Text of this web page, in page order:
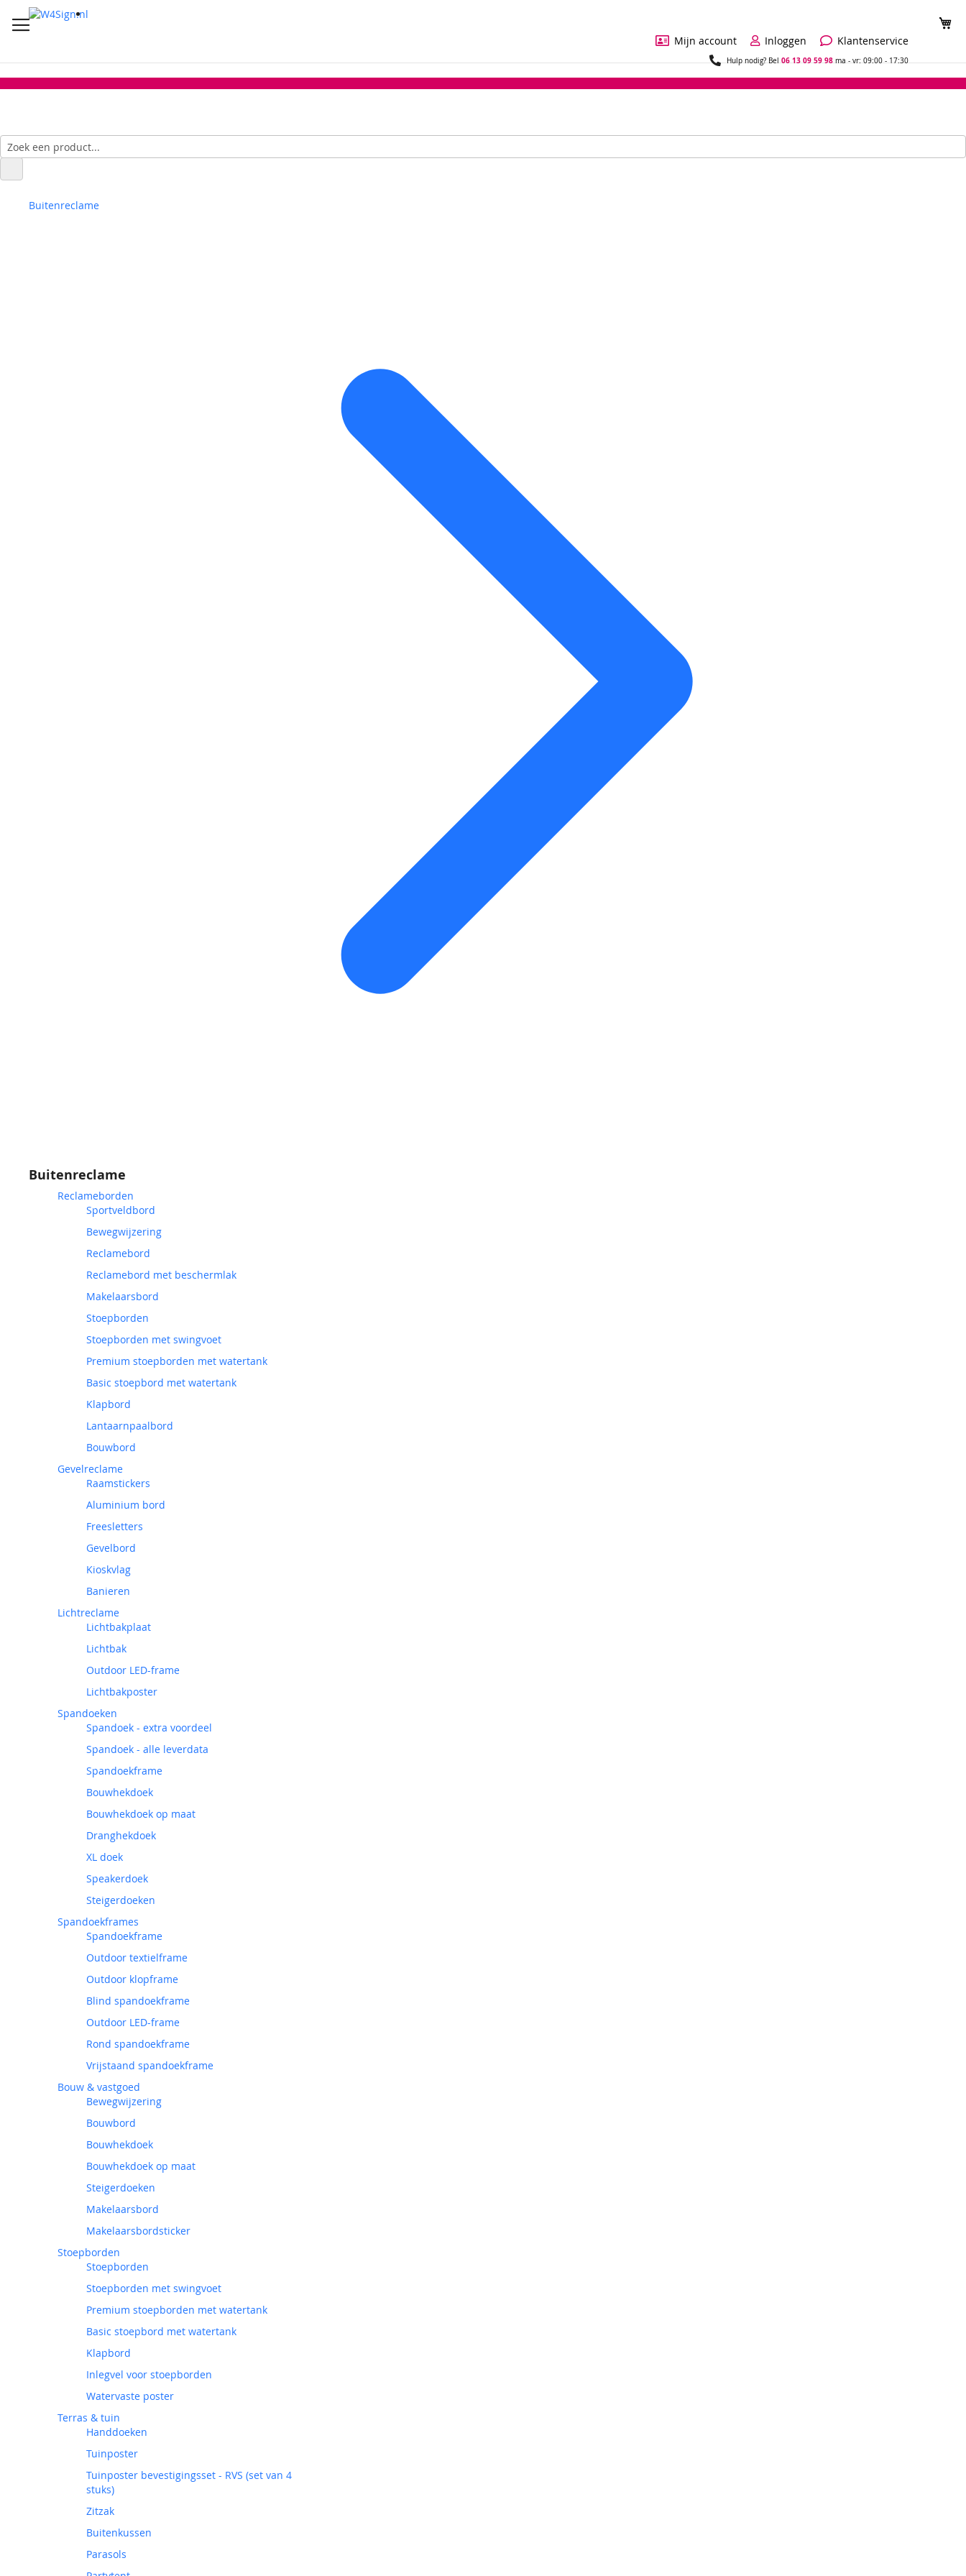
Mijn account
Inloggen Klantenservice
Hulp nodig? Bel06 13 09 59 98ma - vr: 09:00 - 17:30
Buitenreclame
Buitenreclame
Reclameborden
Sportveldbord
Bewegwijzering
Reclamebord
Reclamebord met beschermlak
Makelaarsbord
Stoepborden
Stoepborden met swingvoet
Premium stoepborden met watertank
Basic stoepbord met watertank
Klapbord
Lantaarnpaalbord
Bouwbord
Gevelreclame
Raamstickers
Aluminium bord
Freesletters
Gevelbord
Kioskvlag
Banieren
Lichtreclame
Lichtbakplaat
Lichtbak
Outdoor LED-frame
Lichtbakposter
Spandoeken
Spandoek - extra voordeel
Spandoek - alle leverdata
Spandoekframe
Bouwhekdoek
Bouwhekdoek op maat
Dranghekdoek
XL doek
Speakerdoek
Steigerdoeken
Spandoekframes
Spandoekframe
Outdoor textielframe
Outdoor klopframe
Blind spandoekframe
Outdoor LED-frame
Rond spandoekframe
Vrijstaand spandoekframe
Bouw & vastgoed
Bewegwijzering
Bouwbord
Bouwhekdoek
Bouwhekdoek op maat
Steigerdoeken
Makelaarsbord
Makelaarsbordsticker
Stoepborden
Stoepborden
Stoepborden met swingvoet
Premium stoepborden met watertank
Basic stoepbord met watertank
Klapbord
Inlegvel voor stoepborden
Watervaste poster
Terras & tuin
Handdoeken
Tuinposter
Tuinposter bevestigingsset - RVS (set van 4
stuks)
Zitzak
Buitenkussen
Parasols